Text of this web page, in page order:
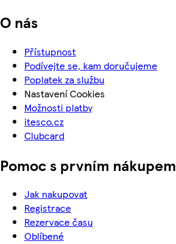
O nás
Přístupnost
Podívejte se, kam doručujeme
Poplatek za službu
Nastavení Cookies
Možnosti platby
itesco.cz
Clubcard
Pomoc s prvním nákupem
Jak nakupovat
Registrace
Rezervace času
Oblíbené